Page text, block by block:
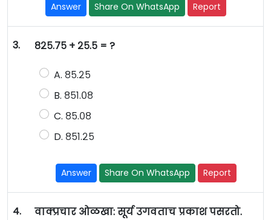
Answer Share On WhatsApp Report
3. ८२५.७५ + २५.५ = ?
A. ८५.२५
B. ८५१.०८
C. ८५.०८
D. ८५१.२५
Answer Share On WhatsApp Report
4. वाक्प्रचार ओळखा: सूर्य उगवताच प्रकाश पसरतो.